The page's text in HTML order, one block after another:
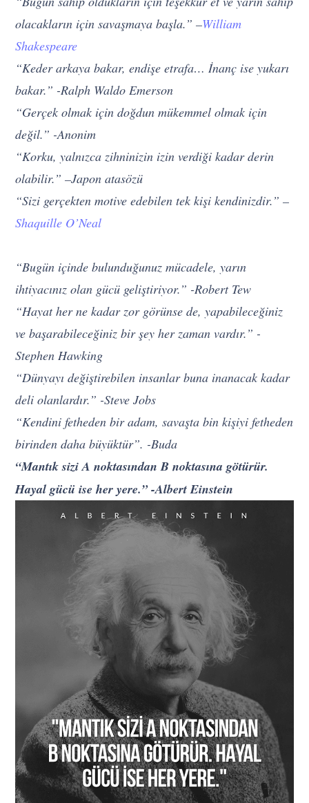
olacakların için savaşmaya başla.” –William
Shakespeare
“Keder arkaya bakar, endişe etrafa… İnanç ise yukarı
bakar.” -Ralph Waldo Emerson
“Gerçek olmak için doğdun mükemmel olmak için
değil.” -Anonim
“Korku, yalnızca zihninizin izin verdiği kadar derin
olabilir.” –Japon atasözü
“Sizi gerçekten motive edebilen tek kişi kendinizdir.” –
Shaquille O’Neal
“Bugün içinde bulunduğunuz mücadele, yarın
ihtiyacınız olan gücü geliştiriyor.” -Robert Tew
“Hayat her ne kadar zor görünse de, yapabileceğiniz
ve başarabileceğiniz bir şey her zaman vardır.” -
Stephen Hawking
“Dünyayı değiştirebilen insanlar buna inanacak kadar
deli olanlardır.” -Steve Jobs
“Kendini fetheden bir adam, savaşta bin kişiyi fetheden
birinden daha büyüktür”. -Buda
“Mantık sizi A noktasından B noktasına götürür.
Hayal gücü ise her yere.” -Albert Einstein